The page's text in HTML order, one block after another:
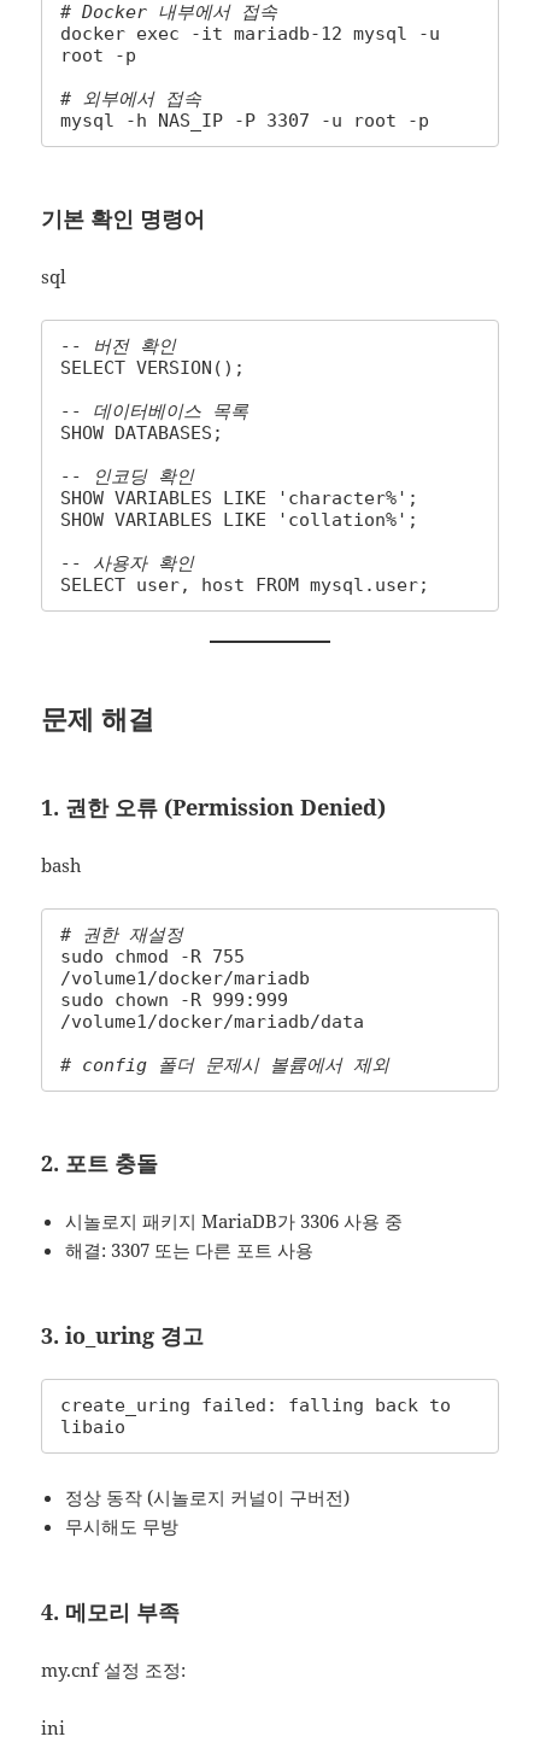
# Docker 내부에서 접속
docker exec -it mariadb-12 mysql -u
root -p
# 외부에서 접속
mysql -h NAS_IP -P 3307 -u root -p
기본 확인 명령어
sql
-- 버전 확인
SELECT VERSION();
-- 데이터베이스 목록
SHOW DATABASES;
-- 인코딩 확인
SHOW VARIABLES LIKE 'character%';
SHOW VARIABLES LIKE 'collation%';
-- 사용자 확인
SELECT user, host FROM mysql.user;
문제 해결
1. 권한 오류 (Permission Denied)
bash
# 권한 재설정
sudo chmod -R 755
/volume1/docker/mariadb
sudo chown -R 999:999
/volume1/docker/mariadb/data
# config 폴더 문제시 볼륨에서 제외
2. 포트 충돌
시놀로지 패키지 MariaDB가 3306 사용 중
해결: 3307 또는 다른 포트 사용
3. io_uring 경고
create_uring failed: falling back to
libaio
정상 동작 (시놀로지 커널이 구버전)
무시해도 무방
4. 메모리 부족
my.cnf 설정 조정:
ini